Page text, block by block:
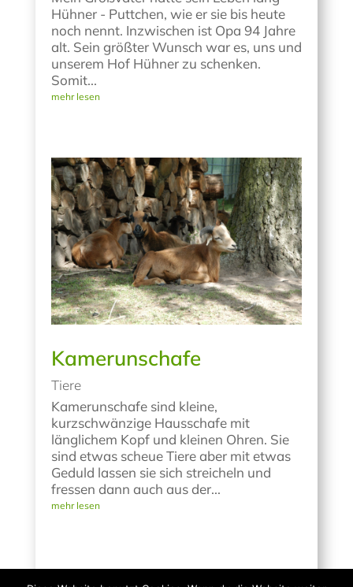
Hühner - Puttchen, wie er sie bis heute
noch nennt. Inzwischen ist Opa 94 Jahre
alt. Sein größter Wunsch war es, uns und
unserem Hof Hühner zu schenken.
Somit...
mehr lesen
Kamerunschafe
Tiere
Kamerunschafe sind kleine,
kurzschwänzige Hausschafe mit
länglichem Kopf und kleinen Ohren. Sie
sind etwas scheue Tiere aber mit etwas
Geduld lassen sie sich streicheln und
fressen dann auch aus der...
mehr lesen